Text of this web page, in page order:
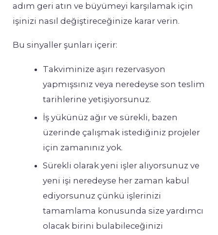
adım geri atın ve büyümeyi karşılamak için
işinizi nasıl değiştireceğinize karar verin.
Bu sinyaller şunları içerir:
Takviminize aşırı rezervasyon
yapmışsınız veya neredeyse son teslim
tarihlerine yetişiyorsunuz.
İş yükünüz ağır ve sürekli, bazen
üzerinde çalışmak istediğiniz projeler
için zamanınız yok.
Sürekli olarak yeni işler alıyorsunuz ve
yeni işi neredeyse her zaman kabul
ediyorsunuz çünkü işlerinizi
tamamlama konusunda size yardımcı
olacak birini bulabileceğinizi